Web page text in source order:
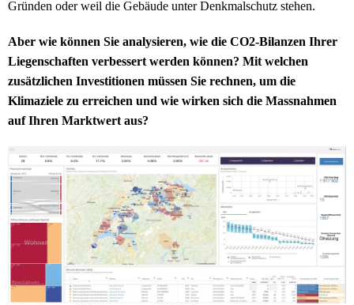
Gründen oder weil die Gebäude unter Denkmalschutz stehen.
Aber wie können Sie analysieren, wie die CO2-Bilanzen Ihrer
Liegenschaften verbessert werden können? Mit welchen
zusätzlichen Investitionen müssen Sie rechnen, um die
Klimaziele zu erreichen und wie wirken sich die Massnahmen
auf Ihren Marktwert aus?